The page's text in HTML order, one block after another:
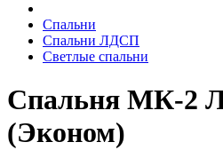
Спальни
Спальни ЛДСП
Светлые спальни
Спальня МК-2
(Эконом)